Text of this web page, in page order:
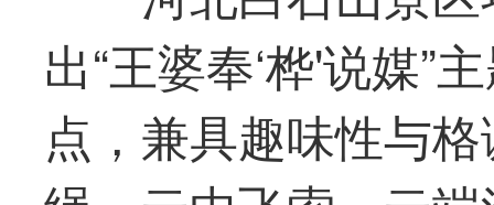
出“王婆奉‘桦'说媒”
点，兼具趣味性与